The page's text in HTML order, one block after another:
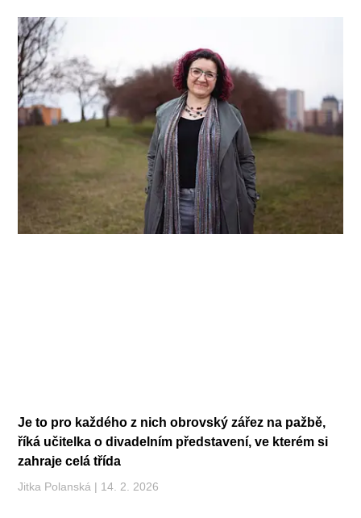
Je to pro každého z nich obrovský zářez na pažbě,
říká učitelka o divadelním představení, ve kterém si
zahraje celá třída
Jitka Polanská 14. 2. 2026